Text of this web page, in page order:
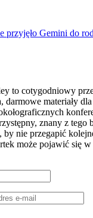
przyjęło Gemini do
to cotygodniowy
darmowe materiały
znany z tego
by nie przegapić
może pojawić się